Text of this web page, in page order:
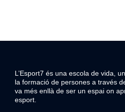
L’Esport7 és una escola de vida,
la formació de persones a través
va més enllà de ser un espai on
esport.